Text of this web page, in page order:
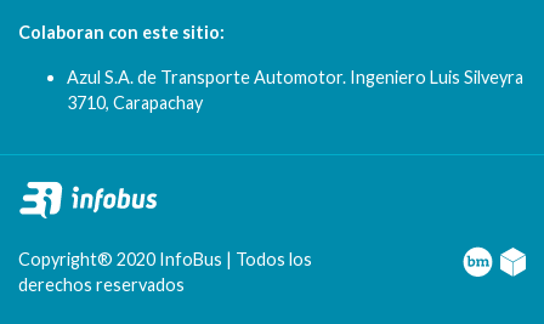
Colaboran con este sitio:
Azul S.A. de Transporte Automotor. Ingeniero Luis Silveyra
3710, Carapachay
Copyright® 2020 InfoBus | Todos los
derechos reservados